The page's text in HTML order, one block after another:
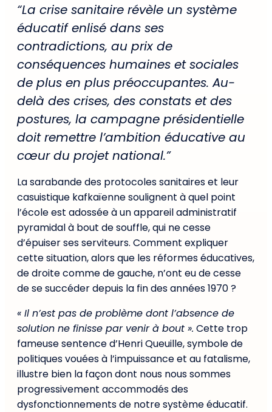
“La crise sanitaire révèle un système
éducatif enlisé dans ses
contradictions, au prix de
conséquences humaines et sociales
de plus en plus préoccupantes. Au-
delà des crises, des constats et des
postures, la campagne présidentielle
doit remettre l’ambition éducative au
cœur du projet national.”
La sarabande des protocoles sanitaires et leur
casuistique kafkaïenne soulignent à quel point
l’école est adossée à un appareil administratif
pyramidal à bout de souffle, qui ne cesse
d’épuiser ses serviteurs. Comment expliquer
cette situation, alors que les réformes éducatives,
de droite comme de gauche, n’ont eu de cesse
de se succéder depuis la fin des années 1970 ?
« Il n’est pas de problème dont l’absence de
solution ne finisse par venir à bout ». Cette trop
fameuse sentence d’Henri Queuille, symbole de
politiques vouées à l’impuissance et au fatalisme,
illustre bien la façon dont nous nous sommes
progressivement accommodés des
dysfonctionnements de notre système éducatif.